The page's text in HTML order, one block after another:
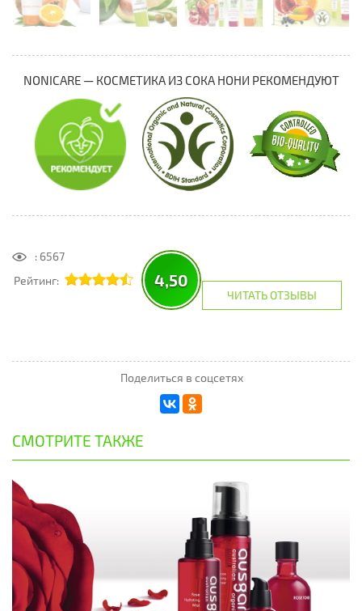
NONICARE — КОСМЕТИКА ИЗ СОКА НОНИ РЕКОМЕНДУЮТ
: 6567
Рейтинг:
4,50
ЧИТАТЬ ОТЗЫВЫ
Поделиться в соцсетях
СМОТРИТЕ ТАКЖЕ